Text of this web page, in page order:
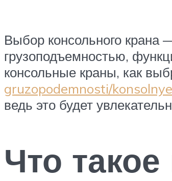
Выбор консольного
грузоподъемностью,
консольные краны, как
gruzopodemnosti/
ведь это будет
Что